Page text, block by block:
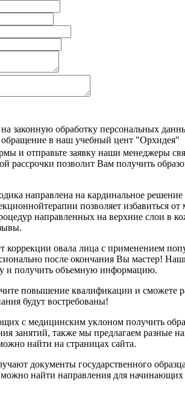
законную обработку персональных
обращение в наш учебный цент "Орхидея"
и отправьте заявку наши менеджеры
рассрочки позволит Вам получить
направлена на кардинальное
позволяет избавиться
направленных на верхние слои в
коррекции овала лица с применением
после окончания Вы мастер!
и получить объемную информацию.
повышение квалификации и сможете
будут востребованы!
с медицинским уклоном получить
занятий, также мы предлагаем разные
найти на страницах сайта.
документы государственного
найти направления для